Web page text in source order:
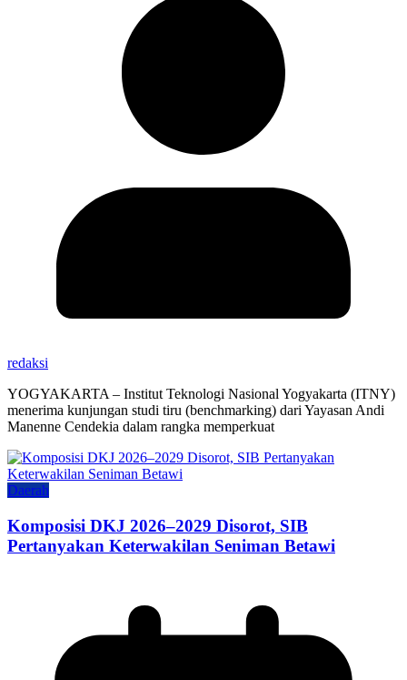
redaksi
YOGYAKARTA – Institut Teknologi Nasional Yogyakarta (ITNY)
menerima kunjungan studi tiru (benchmarking) dari Yayasan Andi
Manenne Cendekia dalam rangka memperkuat
Daerah
Komposisi DKJ 2026–2029 Disorot, SIB
Pertanyakan Keterwakilan Seniman Betawi